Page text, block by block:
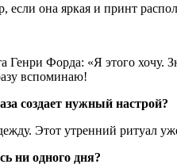
она яркая и принт
Форда: «Я этого хочу.
вспоминаю!
создает нужный настрой?
Этот утренний ритуал
ни одного дня?